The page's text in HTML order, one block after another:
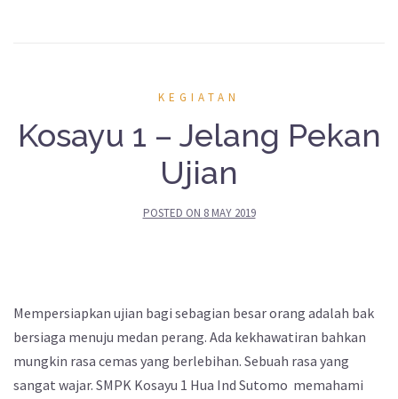
KEGIATAN
Kosayu 1 – Jelang Pekan
Ujian
POSTED ON 8 MAY 2019
Mempersiapkan ujian bagi sebagian besar orang adalah bak
bersiaga menuju medan perang. Ada kekhawatiran bahkan
mungkin rasa cemas yang berlebihan. Sebuah rasa yang
sangat wajar. SMPK Kosayu 1 Hua Ind Sutomo memahami